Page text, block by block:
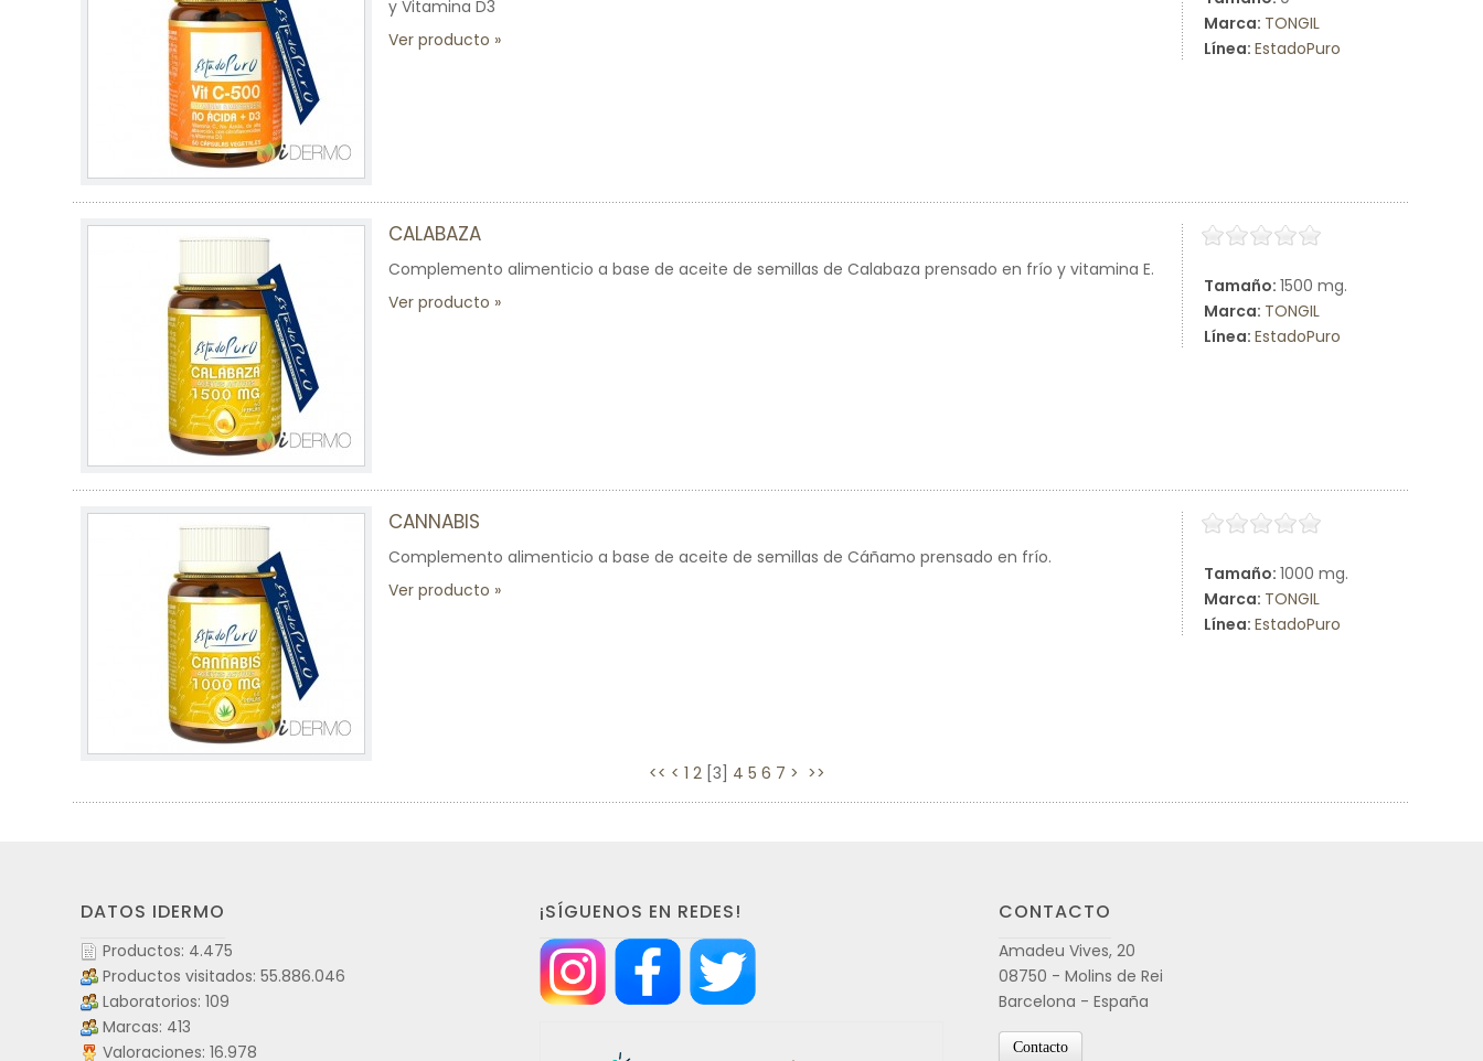
Marca: TONGIL
Línea: EstadoPuro
y Vitamina D3
Ver producto
Tamaño: 1500 mg.
Marca: TONGIL
Línea: EstadoPuro
CALABAZA
Complemento alimenticio a base de aceite de semillas de Calabaza prensado en frío y vitamina E.
Ver producto
Tamaño: 1000 mg.
Marca: TONGIL
Línea: EstadoPuro
CANNABIS
Complemento alimenticio a base de aceite de semillas de Cáñamo prensado en frío.
Ver producto
<< < 1 2 3 4 5 6 7 > >>
DATOS IDERMO
Productos: 4.475
Productos visitados: 55.886.046
Laboratorios: 109
Marcas: 413
Valoraciones: 16.978
¡SÍGUENOS EN REDES! CONTACTO
Amadeu Vives, 20
08750 - Molins de Rei
Barcelona - España
Contacto